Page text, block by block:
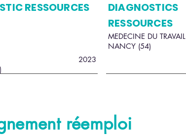
RESSOURCES
DIAGNOSTICS
RESSOURCES
MEDECINE DU TRAVAIL
NANCY (54)
2023
réemploi